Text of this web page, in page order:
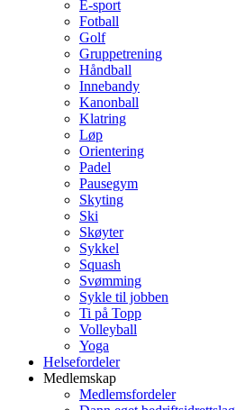
E-sport
Fotball
Golf
Gruppetrening
Håndball
Innebandy
Kanonball
Klatring
Løp
Orientering
Padel
Pausegym
Skyting
Ski
Skøyter
Sykkel
Squash
Svømming
Sykle til jobben
Ti på Topp
Volleyball
Yoga
Helsefordeler
Medlemskap
Medlemsfordeler